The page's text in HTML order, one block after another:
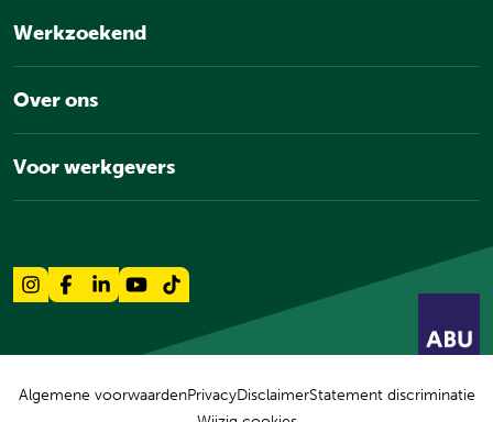
Werkzoekend
Over ons
Voor werkgevers
Algemene voorwaardenPrivacyDisclaimerStatement discriminatie